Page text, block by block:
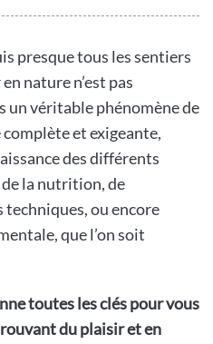
presque tous les sentiers
nature n’est pas
un véritable phénomène de
et exigeante,
des différents
la nutrition, de
techniques, ou encore
que l’on soit
toutes les clés pour vous
du plaisir et en